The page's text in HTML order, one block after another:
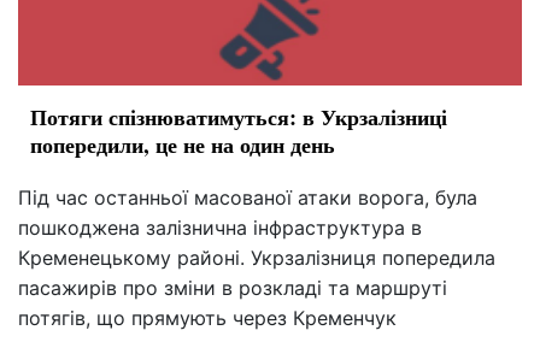
Потяги спізнюватимуться: в Укрзалізниці
попередили, це не на один день
Під час останньої масованої атаки ворога, була
пошкоджена залізнична інфраструктура в
Кременецькому районі. Укрзалізниця попередила
пасажирів про зміни в розкладі та маршруті
потягів, що прямують через Кременчук